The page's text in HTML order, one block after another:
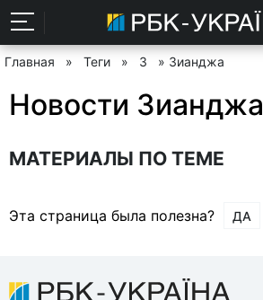
Главная » Теги » З » Зианджа
Новости Зианджа
МАТЕРИАЛЫ ПО ТЕМЕ
Эта страница была полезна? ДА